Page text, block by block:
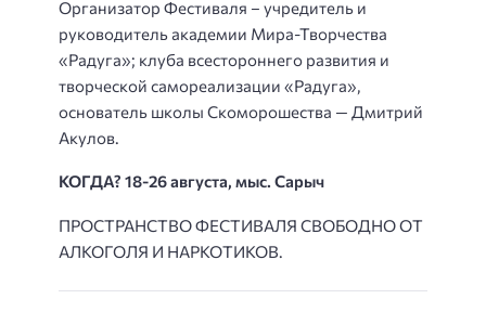
Организатор Фестиваля – учредитель и
руководитель академии Мира-Творчества
«Радуга»; клуба всестороннего развития и
творческой самореализации «Радуга»,
основатель школы Скоморошества — Дмитрий
Акулов.
КОГДА? 18-26 августа, мыс. Сарыч
ПРОСТРАНСТВО ФЕСТИВАЛЯ СВОБОДНО ОТ
АЛКОГОЛЯ И НАРКОТИКОВ.